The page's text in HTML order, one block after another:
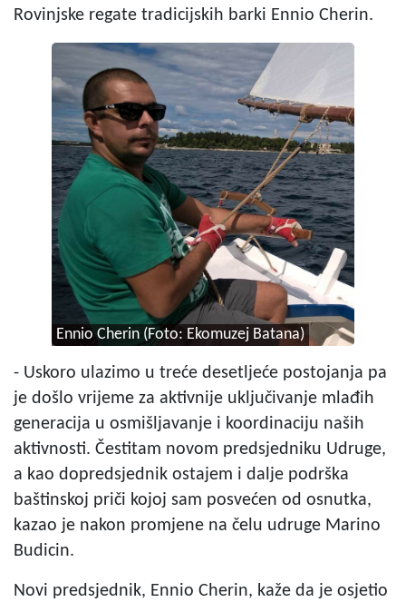
Rovinjske regate tradicijskih barki Ennio Cherin.
Ennio Cherin (Foto: Ekomuzej Batana)
- Uskoro ulazimo u treće desetljeće postojanja pa
je došlo vrijeme za aktivnije uključivanje mlađih
generacija u osmišljavanje i koordinaciju naših
aktivnosti. Čestitam novom predsjedniku Udruge,
a kao dopredsjednik ostajem i dalje podrška
baštinskoj priči kojoj sam posvećen od osnutka,
kazao je nakon promjene na čelu udruge Marino
Budicin.
Novi predsjednik, Ennio Cherin, kaže da je osjetio